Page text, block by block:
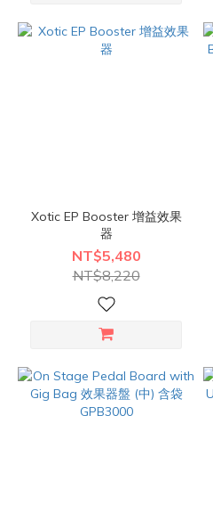
Xotic EP Booster 增益效果
器
NT$5,480
NT$8,220